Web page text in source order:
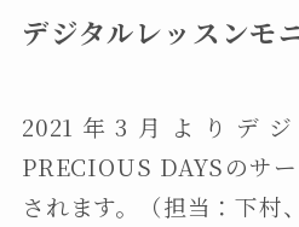
デジタルレッスンモ
2021年3月よりデ
PRECIOUS DAYSのサ
されます。（担当：下村